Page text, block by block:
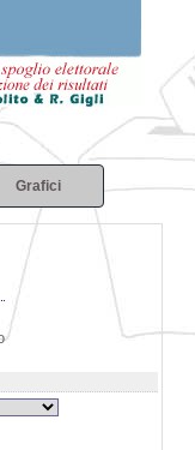
Grafici